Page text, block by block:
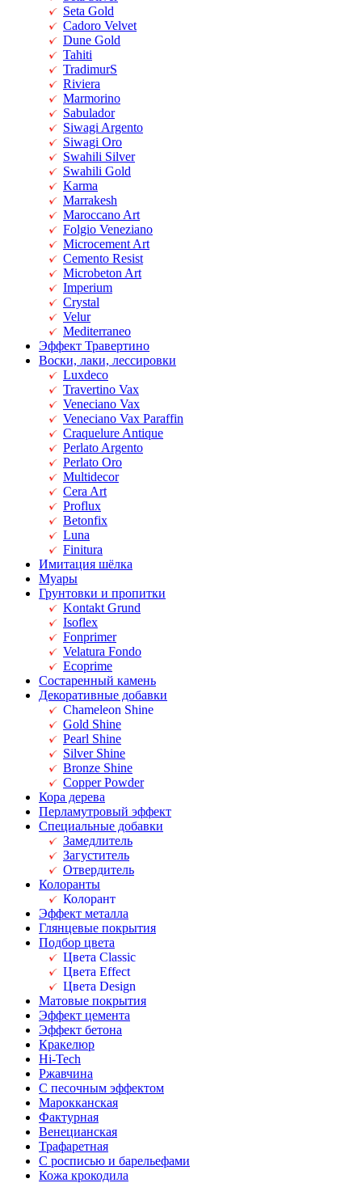
Seta Gold
Cadoro Velvet
Dune Gold
Tahiti
TradimurS
Riviera
Marmorino
Sabulador
Siwagi Argento
Siwagi Oro
Swahili Silver
Swahili Gold
Karma
Marrakesh
Maroccano Art
Folgio Veneziano
Microcement Art
Cemento Resist
Microbeton Art
Imperium
Crystal
Velur
Mediterraneo
Эффект Травертино
Воски, лаки, лессировки
Luxdeco
Travertino Vax
Veneciano Vax
Veneciano Vax Paraffin
Craquelure Antique
Perlato Argento
Perlato Oro
Multidecor
Cera Art
Proflux
Betonfix
Luna
Finitura
Имитация шёлка
Муары
Грунтовки и пропитки
Kontakt Grund
Isoflex
Fonprimer
Velatura Fondo
Ecoprime
Состаренный камень
Декоративные добавки
Chameleon Shine
Gold Shine
Pearl Shine
Silver Shine
Bronze Shine
Copper Powder
Кора дерева
Перламутровый эффект
Специальные добавки
Замедлитель
Загуститель
Отвердитель
Колоранты
Колорант
Эффект металла
Глянцевые покрытия
Подбор цвета
Цвета Classic
Цвета Effect
Цвета Design
Матовые покрытия
Эффект цемента
Эффект бетона
Кракелюр
Hi-Tech
Ржавчина
С песочным эффектом
Марокканская
Фактурная
Венецианская
Трафаретная
С росписью и барельефами
Кожа крокодила